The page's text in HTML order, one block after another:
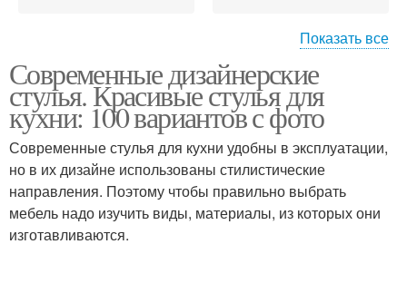
стиле
Показать все
Современные дизайнерские
стулья. Красивые стулья для
кухни: 100 вариантов с фото
Современные стулья для кухни удобны в эксплуатации,
но в их дизайне использованы стилистические
направления. Поэтому чтобы правильно выбрать
мебель надо изучить виды, материалы, из которых они
изготавливаются.